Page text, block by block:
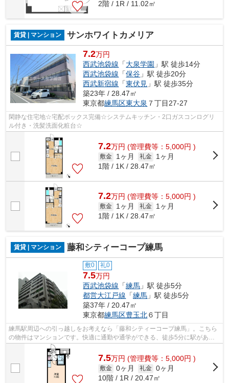
2階 / 1R / 11.02㎡
賃貸 | マンション サンホワイトカメリア
7.2万円
西武池袋線 「大泉学園 」駅 徒歩14分
西武池袋線 「保谷 」駅 徒歩20分
西武新宿線 「東伏見 」駅 徒歩35分
築23年 / 28.47㎡
東京都練馬区東大泉 ７丁目27-27
閑静な住宅地☆宅配ボックス完備☆システムキッチン・2口ガスコンログリ
ル付き・洗髪洗面化粧台☆
7.2万円 (管理費等：5,000円 )
敷金 1ヶ月 礼金
1ヶ月
1階 / 1K / 28.47㎡
7.2万円 (管理費等：5,000円 )
敷金 1ヶ月 礼金
1ヶ月
1階 / 1K / 28.47㎡
賃貸 | マンション 藤和シティーコープ練馬
敷0 礼0
7.5万円
西武池袋線 「練馬 」駅 徒歩5分
都営大江戸線 「練馬 」駅 徒歩5分
築37年 / 20.47㎡
東京都練馬区豊玉北６丁目
練馬駅周辺への引っ越しをお考えなら「藤和シティーコープ練馬」。こちら
の物件はマンションです。快適に通勤や通学ができる、徒歩5分に駅がある
物件です。こちらの物件にはエレベータ...
7.5万円 (管理費等：5,000円 )
敷金 0ヶ月 礼金 0ヶ月
10階 / 1R / 20.47㎡